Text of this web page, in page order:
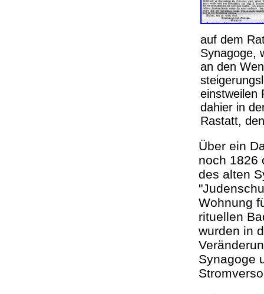
auf dem
Synagoge,
an den
einstweilen
dahier in
Rastatt,
Über ein
noch 1826
des alten
Wohnung
rituellen
wurden in
Synagoge